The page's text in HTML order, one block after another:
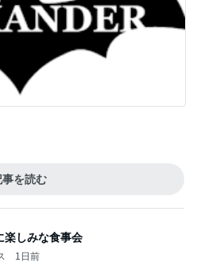
事を読む
楽しみな食事会
1日前